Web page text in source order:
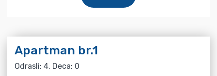
Apartman br.1
Odrasli: 4, Deca: 0